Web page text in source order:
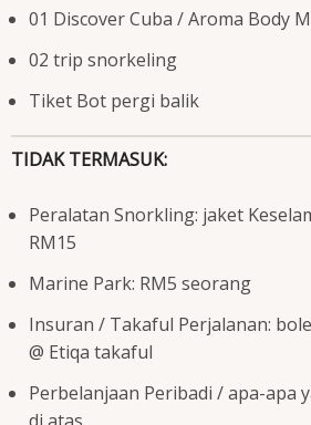
01 Discover Cuba / Aroma Body
02 trip snorkeling
Tiket Bot pergi balik
TIDAK TERMASUK:
Peralatan Snorkling: jaket
RM15
Marine Park: RM5 seorang
Insuran / Takaful Perjalanan:
@ Etiqa takaful
Perbelanjaan Peribadi / apa-apa